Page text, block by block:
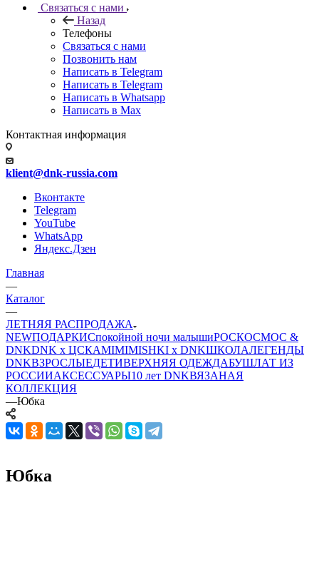
Связаться с нами
Назад
Телефоны
Связаться с нами
Позвонить нам
Написать в Telegram
Написать в Telegram
Написать в Whatsapp
Написать в Max
Контактная информация
klient@dnk-russia.com
Вконтакте
Telegram
YouTube
WhatsApp
Яндекс.Дзен
Главная
—
Каталог
—
ЛЕТНЯЯ РАСПРОДАЖА
NEWПОДАРКИСпокойной ночи малышиРОСКОСМОС &
DNKDNK x ЦСКАMIMIMISHKI x DNKШКОЛАЛЕГЕНДЫ
DNKВЗРОСЛЫЕДЕТИВЕРХНЯЯ ОДЕЖДАБУШЛАТ ИЗ
РОССИИАКСЕССУАРЫ10 лет DNKВЯЗАНАЯ
КОЛЛЕКЦИЯ
—Юбка
Юбка